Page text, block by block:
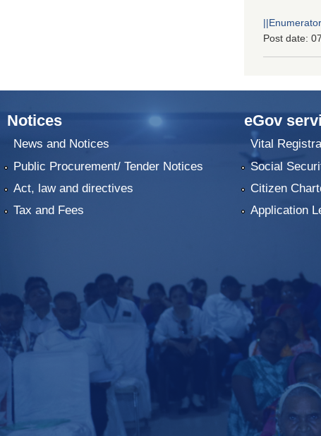
||Enumerator
Post date:
Notices
News and Notices
Public Procurement/ Tender Notices
Act, law and directives
Tax and Fees
eGov
Vital
Social
Citizen
Application